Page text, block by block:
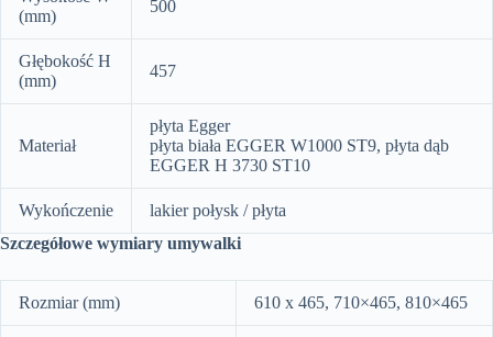
(mm)
500
Głębokość H
(mm)
457
Materiał
płyta Egger
płyta biała EGGER W1000 ST9, płyta dąb
EGGER H 3730 ST10
Wykończenie
lakier połysk / płyta
Szczegółowe wymiary umywalki
Rozmiar (mm) 610 x 465, 710×465, 810×465